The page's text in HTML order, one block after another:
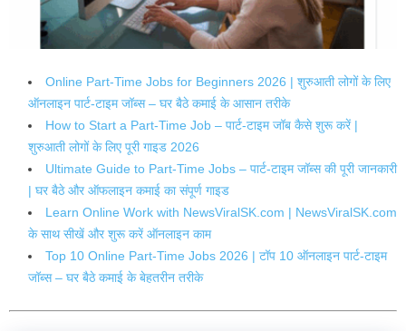
Online Part-Time Jobs for Beginners 2026 | शुरुआती लोगों के लिए
ऑनलाइन पार्ट-टाइम जॉब्स – घर बैठे कमाई के आसान तरीके
How to Start a Part-Time Job – पार्ट-टाइम जॉब कैसे शुरू करें |
शुरुआती लोगों के लिए पूरी गाइड 2026
Ultimate Guide to Part-Time Jobs – पार्ट-टाइम जॉब्स की पूरी जानकारी
| घर बैठे और ऑफलाइन कमाई का संपूर्ण गाइड
Learn Online Work with NewsViralSK.com | NewsViralSK.com
के साथ सीखें और शुरू करें ऑनलाइन काम
Top 10 Online Part-Time Jobs 2026 | टॉप 10 ऑनलाइन पार्ट-टाइम
जॉब्स – घर बैठे कमाई के बेहतरीन तरीके